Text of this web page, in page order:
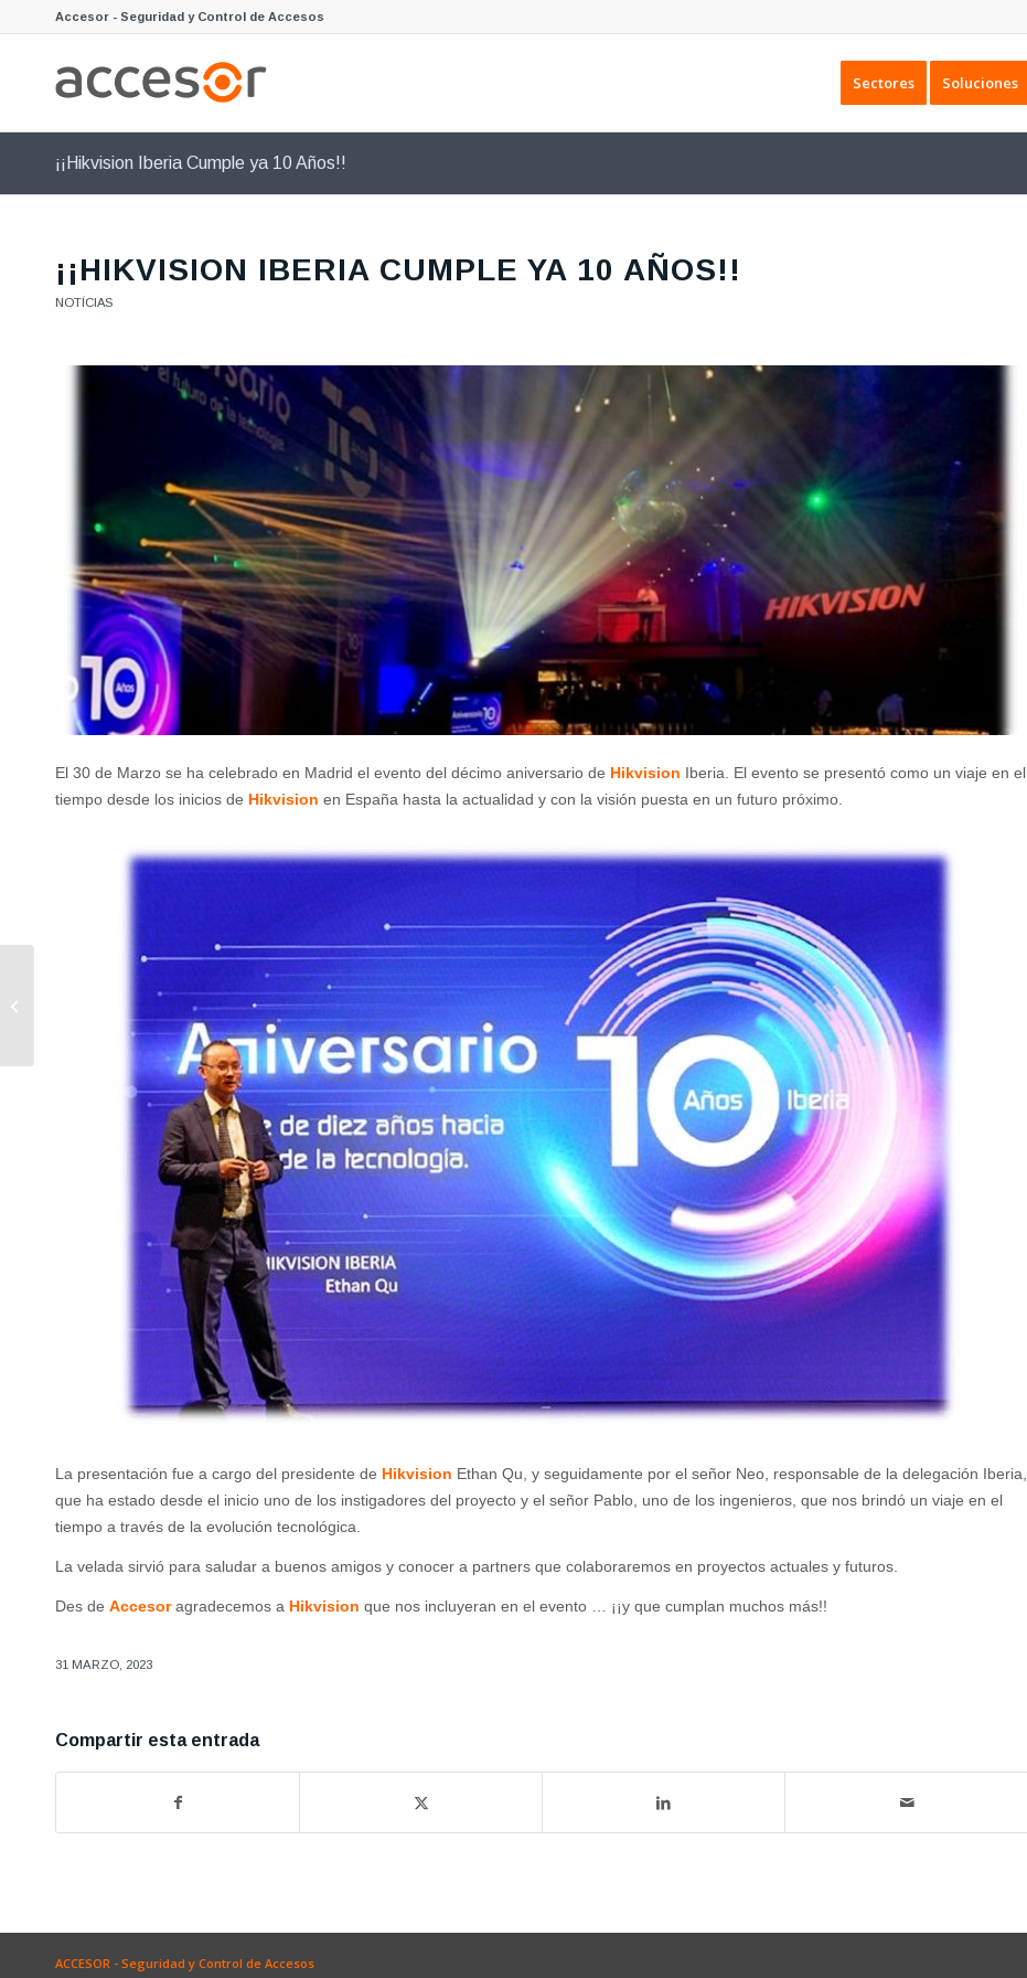
Accesor - Seguridad y Control de Accesos
Sectores Soluciones
¡¡Hikvision Iberia Cumple ya 10 Años!!
¡¡HIKVISION IBERIA CUMPLE YA 10 AÑOS!!
NOTÍCIAS
El 30 de Marzo se ha celebrado en Madrid el evento del décimo aniversario de Hikvision Iberia. El evento se presentó como un viaje en el
tiempo desde los inicios de Hikvision en España hasta la actualidad y con la visión puesta en un futuro próximo.
La presentación fue a cargo del presidente de Hikvision Ethan Qu , y seguidamente por el señor Neo, responsable de la delegación Iberia,
que ha estado desde el inicio uno de los instigadores del proyecto y el señor Pablo, uno de los ingenieros, que nos brindó un viaje en el
tiempo a través de la evolución tecnológica.
La velada sirvió para saludar a buenos amigos y conocer a partners que colaboraremos en proyectos actuales y futuros.
Des de Accesoragradecemos a Hikvision que nos incluyeran en el evento … ¡¡y que cumplan muchos más!!
31 MARZO, 2023
Compartir esta entrada
ACCESOR - Seguridad y Control de Accesos
EDIFICIOS DE OFICINAS